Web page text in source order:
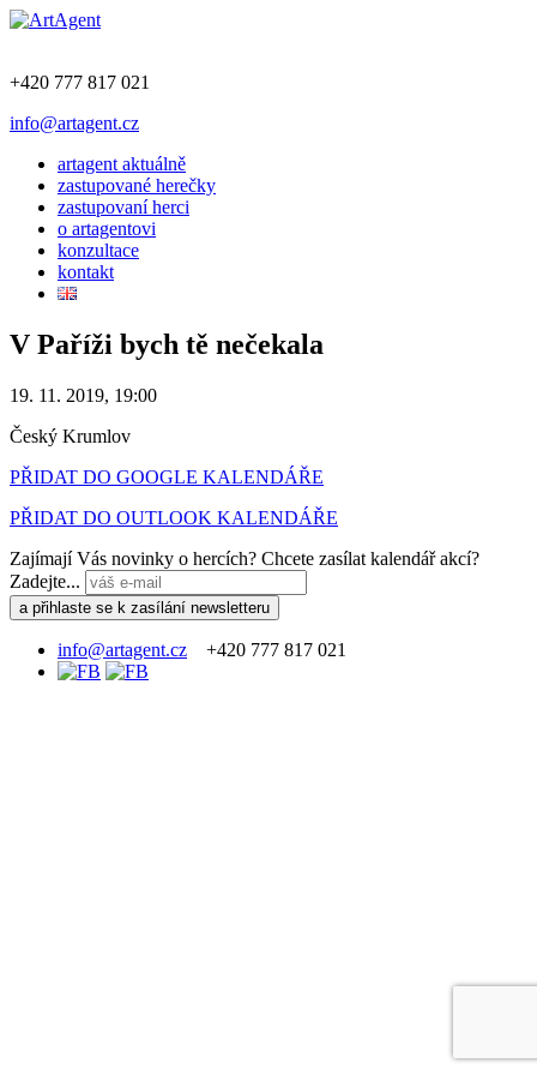
+420 777 817 021
info@artagent.cz
artagent aktuálně
zastupované herečky
zastupovaní herci
o artagentovi
konzultace
kontakt
V Paříži bych tě nečekala
19. 11. 2019, 19:00
Český Krumlov
PŘIDAT DO GOOGLE KALENDÁŘE
PŘIDAT DO OUTLOOK KALENDÁŘE
Zajímají Vás novinky o hercích? Chcete zasílat kalendář akcí?
Zadejte...
info@artagent.cz +420 777 817 021